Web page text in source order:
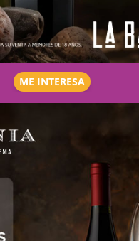
ME INTERESA